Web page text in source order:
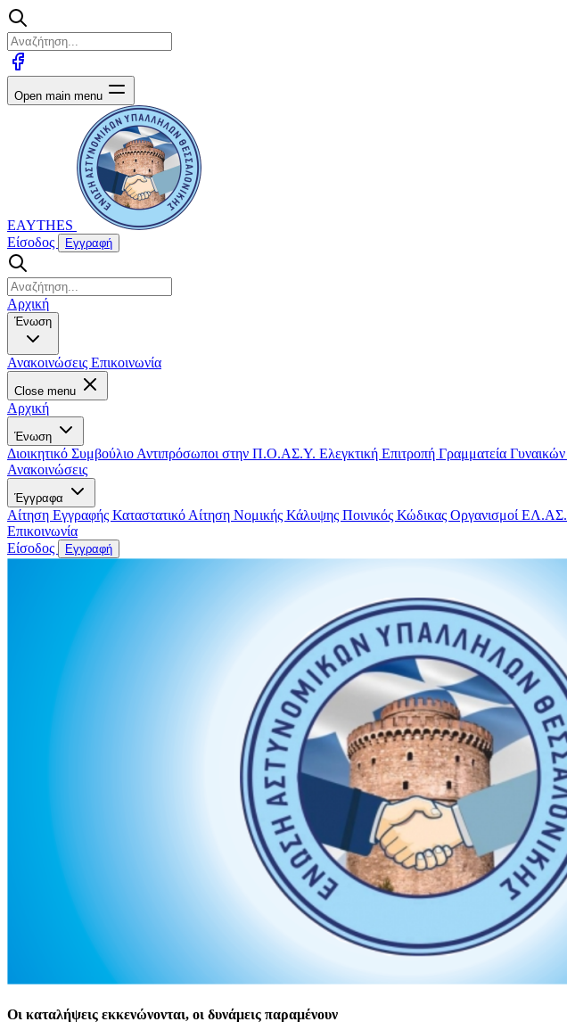
Open main menu
EAYTHES
Είσοδος
Εγγραφή
Αρχική
Ένωση
Ανακοινώσεις Επικοινωνία
Close menu
Αρχική
Ένωση
Διοικητικό Συμβούλιο Αντιπρόσωποι στην Π.Ο.ΑΣ.Υ. Ελεγκτική Επιτροπή Γραμματεία Γυναικών
Ανακοινώσεις
Έγγραφα
Αίτηση Εγγραφής Καταστατικό Αίτηση Νομικής Κάλυψης Ποινικός Κώδικας Οργανισμοί ΕΛ.ΑΣ.
Επικοινωνία
Είσοδος
Εγγραφή
Οι καταλήψεις εκκενώνονται, οι δυνάμεις παραμένουν